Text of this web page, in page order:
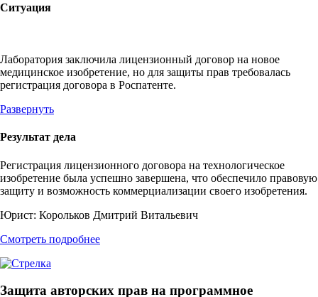
Ситуация
Лаборатория заключила лицензионный договор на новое
медицинское изобретение, но для защиты прав требовалась
регистрация договора в Роспатенте.
Развернуть
Результат дела
Регистрация лицензионного договора на технологическое
изобретение была успешно завершена, что обеспечило правовую
защиту и возможность коммерциализации своего изобретения.
Юрист: Корольков Дмитрий Витальевич
Смотреть подробнее
Защита авторских прав на программное